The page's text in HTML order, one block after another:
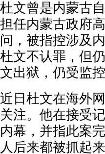
杜文曾是内蒙古
担任内蒙古政府
问，被指控涉及
杜文不认罪，但
文出狱，仍受监
近日杜文在海外
关注。他在接受
内幕，并指此案
人后来都被抓起来